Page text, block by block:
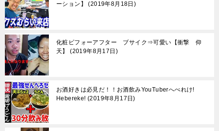
ーション】
2019年8月18日
化粧ビフォーアフター ブサイク⇒可愛い【衝撃 仰
天】
2019年8月17日
お酒好きは必見だ！！お酒飲みYouTuberへべれけ!
Hebereke!
2019年8月17日